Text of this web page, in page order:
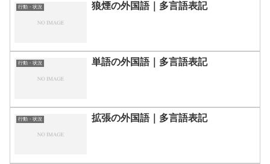
行動・状況 狼煙の外国語｜多言語表記
行動・状況 単語の外国語｜多言語表記
行動・状況 拡張の外国語｜多言語表記